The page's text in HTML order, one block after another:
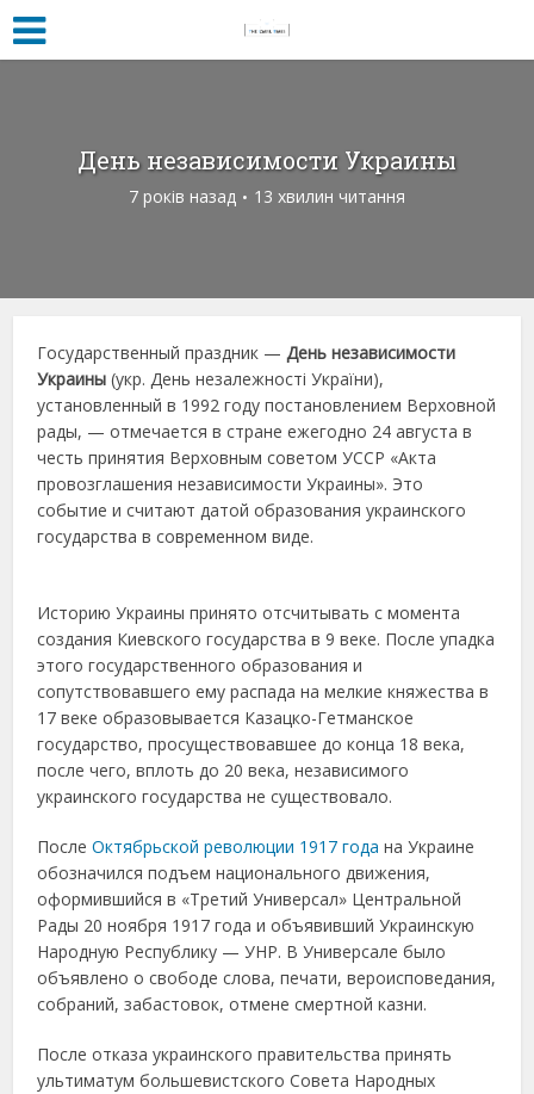
День независимости Украины
7 років назад 13 хвилин читання
Государственный праздник —День независимости
Украины (укр. День незалежності України),
установленный в 1992 году постановлением Верховной
рады, — отмечается в стране ежегодно 24 августа в
честь принятия Верховным советом УССР «Акта
провозглашения независимости Украины». Это
событие и считают датой образования украинского
государства в современном виде.
Историю Украины принято отсчитывать с момента
создания Киевского государства в 9 веке. После упадка
этого государственного образования и
сопутствовавшего ему распада на мелкие княжества в
17 веке образовывается Казацко-Гетманское
государство, просуществовавшее до конца 18 века,
после чего, вплоть до 20 века, независимого
украинского государства не существовало.
ПослеОктябрьской революции 1917 года на Украине
обозначился подъем национального движения,
оформившийся в «Третий Универсал» Центральной
Рады 20 ноября 1917 года и объявивший Украинскую
Народную Республику — УНР. В Универсале было
объявлено о свободе слова, печати, вероисповедания,
собраний, забастовок, отмене смертной казни.
После отказа украинского правительства принять
ультиматум большевистского Совета Народных